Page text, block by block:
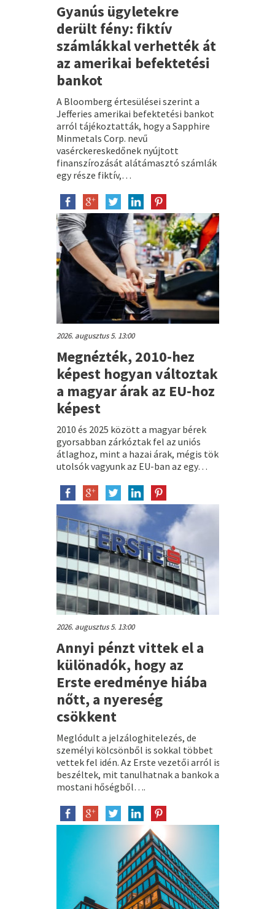
Gyanús ügyletekre
derült fény: fiktív
számlákkal verhették át
az amerikai befektetési
bankot
A Bloomberg értesülései szerint a
Jefferies amerikai befektetési bankot
arról tájékoztatták, hogy a Sapphire
Minmetals Corp. nevű
vasérckereskedőnek nyújtott
finanszírozását alátámasztó számlák
egy része fiktív,…
2026. augusztus 5. 13:00
Megnézték, 2010-hez
képest hogyan változtak
a magyar árak az EU-hoz
képest
2010 és 2025 között a magyar bérek
gyorsabban zárkóztak fel az uniós
átlaghoz, mint a hazai árak, mégis tök
utolsók vagyunk az EU-ban az egy…
2026. augusztus 5. 13:00
Annyi pénzt vittek el a
különadók, hogy az
Erste eredménye hiába
nőtt, a nyereség
csökkent
Meglódult a jelzáloghitelezés, de
személyi kölcsönből is sokkal többet
vettek fel idén. Az Erste vezetői arról is
beszéltek, mit tanulhatnak a bankok a
mostani hőségből….